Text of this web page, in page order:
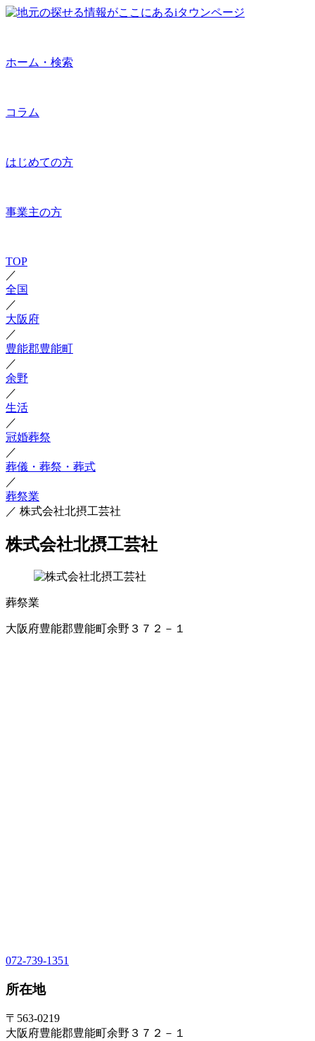
ホーム・検索
コラム
はじめての方
事業主の方
TOP
／
全国
／
大阪府
／
豊能郡豊能町
／
余野
／
生活
／
冠婚葬祭
／
葬儀・葬祭・葬式
／
葬祭業
／ 株式会社北摂工芸社
株式会社北摂工芸社
葬祭業
大阪府豊能郡豊能町余野３７２－１
072-739-1351
所在地
〒563-0219
大阪府豊能郡豊能町余野３７２－１